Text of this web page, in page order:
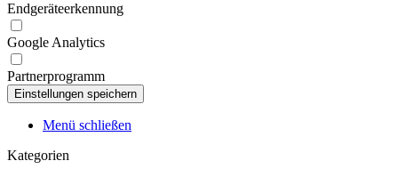
Endgeräteerkennung
Google Analytics
Partnerprogramm
Menü schließen
Kategorien